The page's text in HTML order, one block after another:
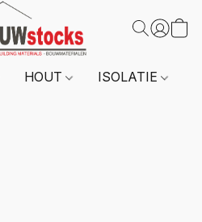
HOUT ISOLATIE